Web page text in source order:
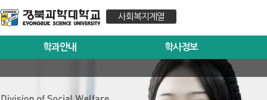
사회복지계열
학과안내 학사정보